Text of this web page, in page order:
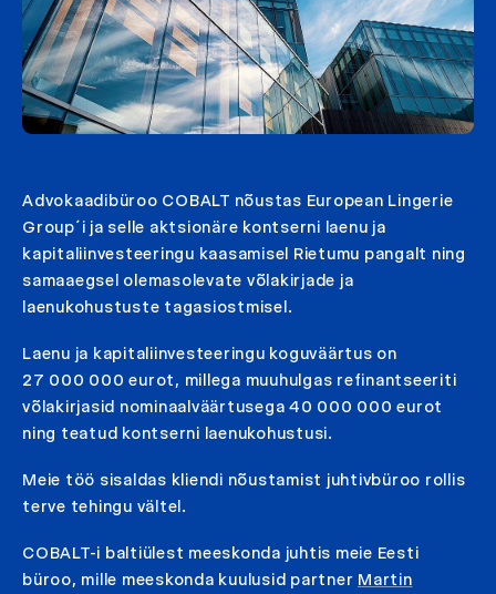
Advokaadibüroo COBALT nõustas European Lingerie
Group´i ja selle aktsionäre kontserni laenu ja
kapitaliinvesteeringu kaasamisel Rietumu pangalt ning
samaaegsel olemasolevate võlakirjade ja
laenukohustuste tagasiostmisel.
Laenu ja kapitaliinvesteeringu koguväärtus on
27 000 000 eurot, millega muuhulgas refinantseeriti
võlakirjasid nominaalväärtusega 40 000 000 eurot
ning teatud kontserni laenukohustusi.
Meie töö sisaldas kliendi nõustamist juhtivbüroo rollis
terve tehingu vältel.
COBALT-i baltiülest meeskonda juhtis meie Eesti
büroo, mille meeskonda kuulusid partner Martin